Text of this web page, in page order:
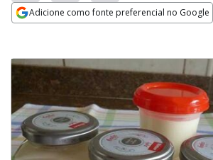
Adicione como fonte preferencial no Google